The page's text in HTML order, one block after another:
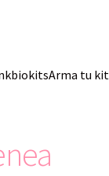
kitsArma tu kit